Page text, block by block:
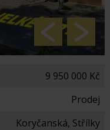
9 950 000 Kč
Prodej
Koryčanská, Střílky